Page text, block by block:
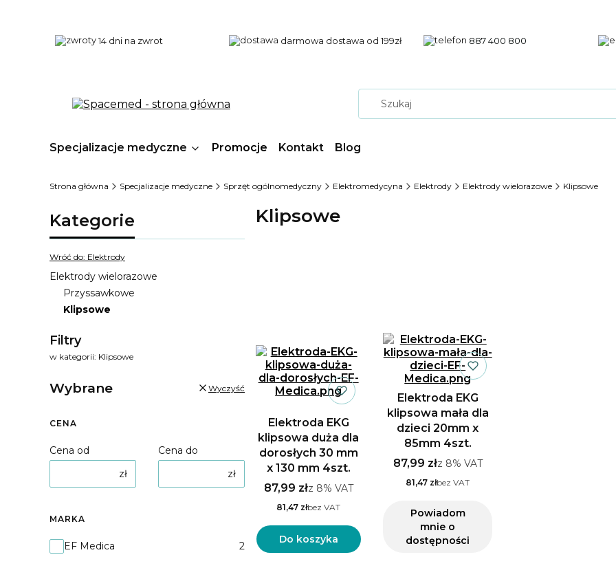
14 dni na zwrot darmowa dostawa od 199zł 887 400 800
Specjalizacje medyczne Promocje Kontakt Blog
Strona główna Specjalizacje medyczne Sprzęt ogólnomedyczny Elektromedycyna Elektrody Elektrody wielorazowe Klipsowe
Kategorie
Wróć do: Elektrody
Elektrody wielorazowe
Przyssawkowe
Klipsowe
Filtry
w kategorii: Klipsowe
Wybrane Wyczyść
CENA
Cena od
zł
Cena do
zł
MARKA
MarkaEF Medica 2
Klipsowe
Elektroda EKG
klipsowa duża dla
dorosłych 30 mm
x 130 mm 4szt.
87,99 złz 8% VAT
81,47 złbez VAT
Do koszyka
Elektroda EKG
klipsowa mała dla
dzieci 20mm x
85mm 4szt.
87,99 złz 8% VAT
81,47 złbez VAT
Powiadom
mnie o
dostępności